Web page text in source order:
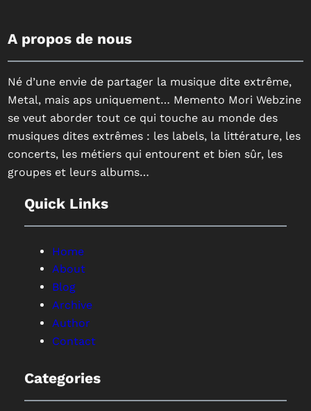
A propos de nous
Né d’une envie de partager la musique dite extrême,
Metal, mais aps uniquement… Memento Mori Webzine
se veut aborder tout ce qui touche au monde des
musiques dites extrêmes : les labels, la littérature, les
concerts, les métiers qui entourent et bien sûr, les
groupes et leurs albums…
Quick Links
Home
About
Blog
Archive
Author
Contact
Categories